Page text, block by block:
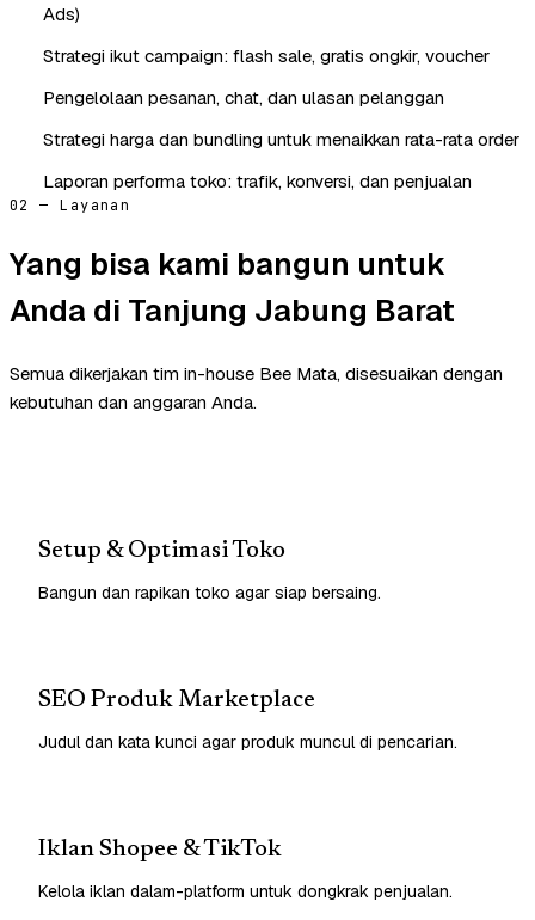
Ads)
Strategi ikut campaign: flash sale, gratis ongkir, voucher
Pengelolaan pesanan, chat, dan ulasan pelanggan
Strategi harga dan bundling untuk menaikkan rata-rata order
Laporan performa toko: trafik, konversi, dan penjualan
02 — Layanan
Yang bisa kami bangun untuk
Anda di Tanjung Jabung Barat
Semua dikerjakan tim in-house Bee Mata, disesuaikan dengan
kebutuhan dan anggaran Anda.
Setup & Optimasi Toko
Bangun dan rapikan toko agar siap bersaing.
SEO Produk Marketplace
Judul dan kata kunci agar produk muncul di pencarian.
Iklan Shopee & TikTok
Kelola iklan dalam-platform untuk dongkrak penjualan.